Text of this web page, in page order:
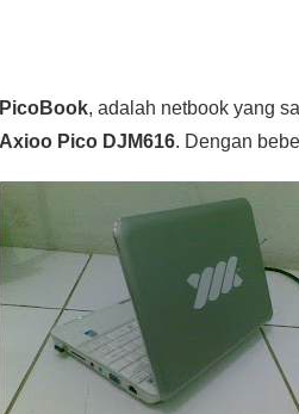
PicoBook, adalah netbook yang
Axioo Pico DJM616. Dengan